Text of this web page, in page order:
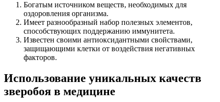
Богатым источником веществ, необходимых для
оздоровления организма.
Имеет разнообразный набор полезных элементов,
способствующих поддержанию иммунитета.
Известен своими антиоксидантными свойствами,
защищающими клетки от воздействия негативных
факторов.
Использование уникальных качеств
зверобоя в медицине